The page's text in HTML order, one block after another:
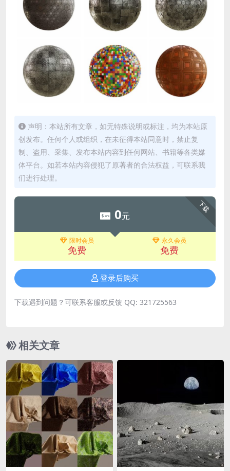
声明：本站所有文章，如无特殊说明或标注，均为本站原
创发布。任何个人或组织，在未征得本站同意时，禁止复
制、盗用、采集、发布本站内容到任何网站、书籍等各类媒
体平台。如若本站内容侵犯了原著者的合法权益，可联系我
们进行处理。
下载
0元
限时会员
免费
永久会员
免费
登录后购买
下载遇到问题？可联系客服或反馈 QQ: 321725563
相关文章